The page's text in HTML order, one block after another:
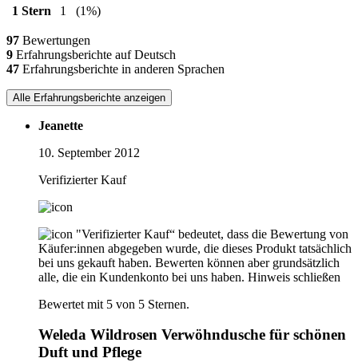
1 Stern
1 (1%)
97 Bewertungen
9 Erfahrungsberichte auf Deutsch
47 Erfahrungsberichte in anderen Sprachen
Alle Erfahrungsberichte anzeigen
Jeanette
10. September 2012
Verifizierter Kauf
"Verifizierter Kauf“ bedeutet, dass die Bewertung von
Käufer:innen abgegeben wurde, die dieses Produkt tatsächlich
bei uns gekauft haben. Bewerten können aber grundsätzlich
alle, die ein Kundenkonto bei uns haben. Hinweis schließen
Bewertet mit 5 von 5 Sternen.
Weleda Wildrosen Verwöhndusche für schönen
Duft und Pflege